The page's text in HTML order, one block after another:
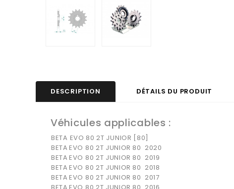
DESCRIPTION DÉTAILS DU PRODUIT
Véhicules applicables :
BETA EVO 80 2T JUNIOR [80]
BETA EVO 80 2T JUNIOR 80 2020
BETA EVO 80 2T JUNIOR 80 2019
BETA EVO 80 2T JUNIOR 80 2018
BETA EVO 80 2T JUNIOR 80 2017